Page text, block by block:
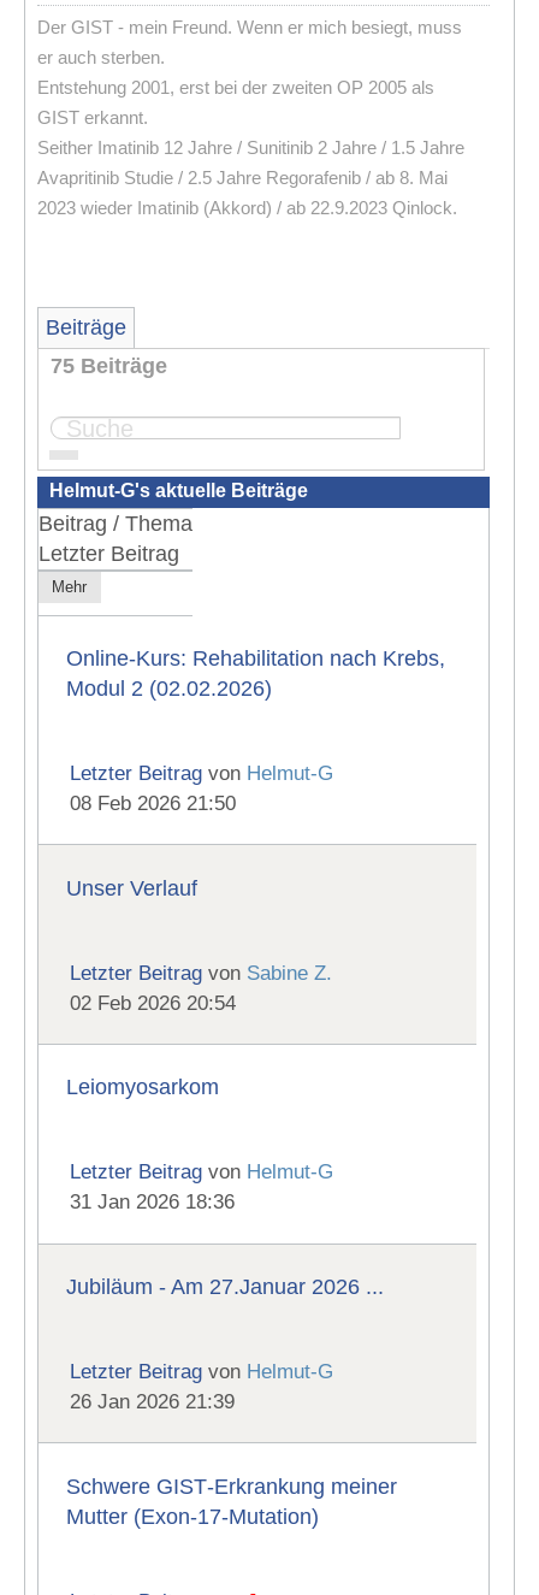
Der GIST - mein Freund. Wenn er mich besiegt, muss
er auch sterben.
Entstehung 2001, erst bei der zweiten OP 2005 als
GIST erkannt.
Seither Imatinib 12 Jahre / Sunitinib 2 Jahre / 1.5 Jahre
Avapritinib Studie / 2.5 Jahre Regorafenib / ab 8. Mai
2023 wieder Imatinib (Akkord) / ab 22.9.2023 Qinlock.
Beiträge
75 Beiträge
Seite: 1 2 3 4 ...
Helmut-G's aktuelle Beiträge
Beitrag / Thema
Letzter Beitrag
Mehr
Online-Kurs: Rehabilitation nach Krebs,
Modul 2 (02.02.2026)
Letzter Beitrag von Helmut-G
08 Feb 2026 21:50
Unser Verlauf
Letzter Beitrag von Sabine Z.
02 Feb 2026 20:54
Leiomyosarkom
Letzter Beitrag von Helmut-G
31 Jan 2026 18:36
Jubiläum - Am 27.Januar 2026 ...
Letzter Beitrag von Helmut-G
26 Jan 2026 21:39
Schwere GIST‑Erkrankung meiner
Mutter (Exon‑17‑Mutation)